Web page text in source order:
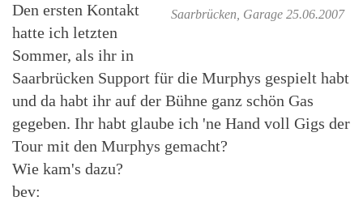
Saarbrücken, Garage 25.06.2007
Den ersten Kontakt
hatte ich letzten
Sommer, als ihr in
Saarbrücken Support für die Murphys gespielt habt
und da habt ihr auf der Bühne ganz schön Gas
gegeben. Ihr habt glaube ich 'ne Hand voll Gigs der
Tour mit den Murphys gemacht?
Wie kam's dazu?
bev: